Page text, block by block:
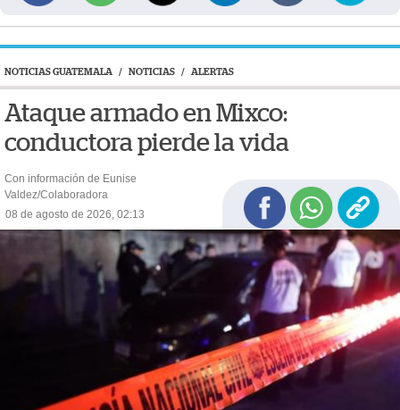
NOTICIAS GUATEMALA / NOTICIAS / ALERTAS
Ataque armado en Mixco:
conductora pierde la vida
Con información de Eunise
Valdez/Colaboradora
08 de agosto de 2026, 02:13